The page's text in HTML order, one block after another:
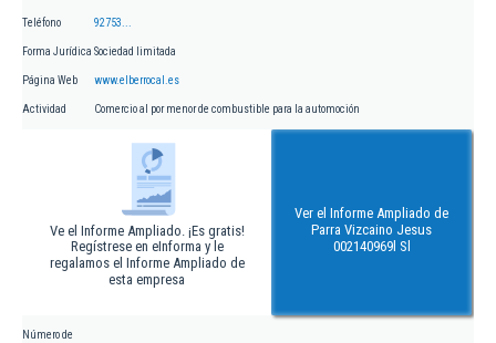
Teléfono 92753...
Forma Jurídica Sociedad limitada
Página Web www.elberrocal.es
Actividad Comercio al por menor de combustible para la automoción
Ve el Informe Ampliado. ¡Es gratis!
Regístrese en eInforma y le
regalamos el Informe Ampliado de
esta empresa
Ver el Informe Ampliado de
Parra Vizcaino Jesus
002140969l Sl
Número de